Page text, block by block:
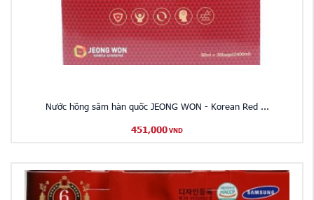
Nước hồng sâm hàn quốc JEONG WON - Korean Red ...
451,000 VND